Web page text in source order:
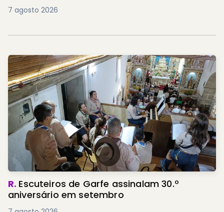
7 agosto 2026
R. Escuteiros de Garfe assinalam 30.º
aniversário em setembro